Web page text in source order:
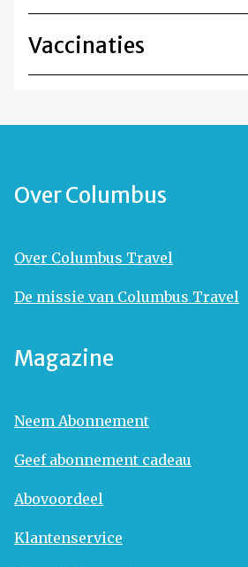
Vaccinaties
Over Columbus
Over Columbus Travel
De missie van Columbus Travel
Magazine
Neem Abonnement
Geef abonnement cadeau
Abovoordeel
Klantenservice